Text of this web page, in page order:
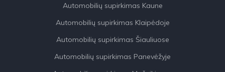
Automobilių supirkimas Kaune
Automobilių supirkimas Klaipėdoje
Automobilių supirkimas Šiauliuose
Automobilių supirkimas Panevėžyje